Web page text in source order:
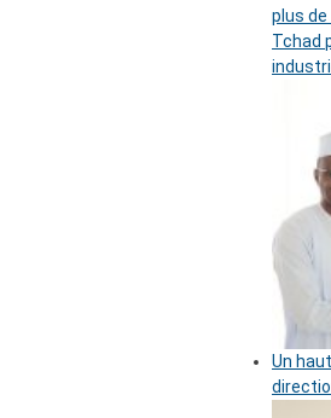
plus de
Tchad
Un